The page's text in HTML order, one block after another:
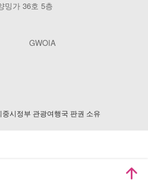
밍가 36호 5층
GWOIA
시정부 관광여행국 판권 소유